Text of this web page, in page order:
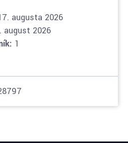
augusta 2026
august 2026
1